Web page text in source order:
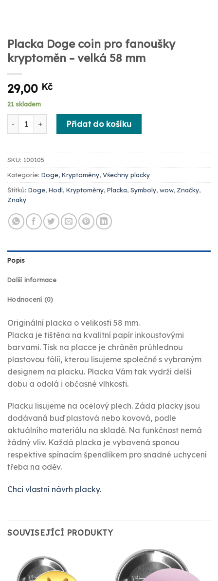
Placka Doge coin pro fanoušky
kryptoměn – velká 58 mm
29,00 Kč
21 skladem
Placka Doge coin pro fanoušky kryptoměn - velká 58 mm
Přidat do košíku
SKU: 100105
Kategorie: Doge, Kryptoměny, Všechny placky
Štítků: Doge, Hodl, Kryptoměny, Placka, Symboly, wow, Značky,
Znaky
Popis
Další informace
Hodnocení (0)
Originální placka o velikosti 58 mm.
Placka je tištěna na kvalitní papír inkoustovými
barvami. Tisk na placce je chráněn průhlednou
plastovou fólií, kterou lisujeme společně s vybraným
designem na placku. Placka Vám tak vydrží delší
dobu a odolá i občasné vlhkosti.
Placku lisujeme na ocelový plech. Záda placky jsou
dodávaná buď plastová nebo kovová, podle
aktuálního materiálu na skladě. Na funkčnost nemá
žádný vliv. Každá placka je vybavená sponou
respektive spínacím špendlíkem pro snadné uchycení
třeba na oděv.
Chci vlastní návrh placky.
SOUVISEJÍCÍ PRODUKTY